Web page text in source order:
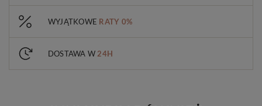
WYJĄTKOWE RATY 0%
DOSTAWA W 24H